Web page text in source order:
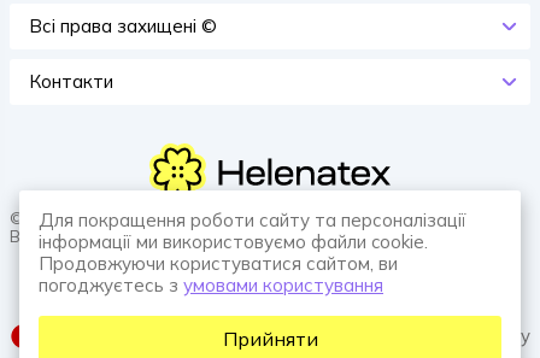
Всi права захищенi ©
Контакти
© 2026 HELENATEX «Ґудзики, вішаки, нитки. Власне виробництво.
Все для швейної справи.»
SUFIX web agency
Для покращення роботи сайту та персоналізації
інформації ми використовуємо файли cookie.
Продовжуючи користуватися сайтом, ви
погоджуєтесь з умовами користування
Прийняти